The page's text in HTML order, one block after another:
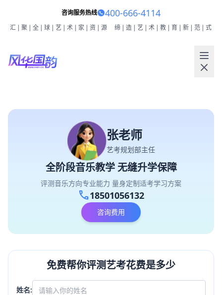
咨询服务热线 400-666-4114
汇|聚|全|球|艺|术|家|资|源 缔|造|艺|术|教|育|新|范|式
张老师
艺考规划部主任
全阶段音乐教学 无缝升学保障
评测音乐方向专业能力 量身定制适考学习方案
call18501056132
咨询费用
免费帮你评测艺考花费是多少
姓名: